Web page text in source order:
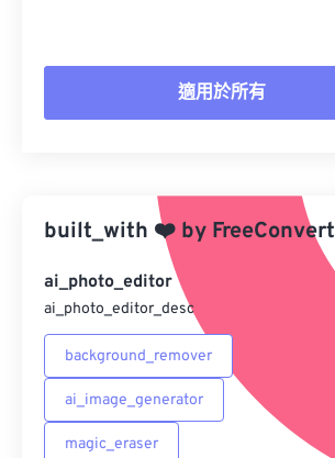
適用於所有
另存為預設
built_with ❤️ by FreeConvert
ai_photo_editor
ai_photo_editor_desc
background_remover
ai_image_generator
magic_eraser